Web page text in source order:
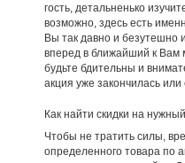
гость, детальненько
возможно, здесь есть
Вы так давно и безутешно
вперед в ближайший к Вам
будьте бдительны и
акция уже закончилась
Как найти скидки на
Чтобы не тратить силы,
определенного товара по